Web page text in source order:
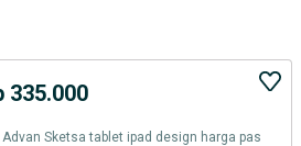
335.000
Advan Sketsa tablet ipad design harga pas